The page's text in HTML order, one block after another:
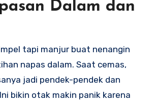
Dalam dan
tapi manjur buat nenangin
napas dalam. Saat cemas,
jadi pendek-pendek dan
bikin otak makin panik karena